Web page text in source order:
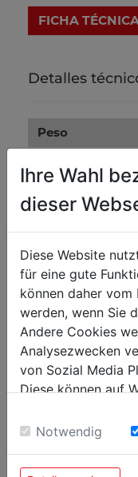
FICHA
Detalles
Peso
Peso bruto kg
Embalaje
Alto embalaje
Ancho
Largo embalaje
Datos generales
Código EAN
Ihre Wahl
dieser
Diese Website
für eine gute
können daher vom
werden, wenn Sie
Andere Cookies
Analysezwecken
von Sozial Media
Diese können auf
Einwilligung zu
Notwendig